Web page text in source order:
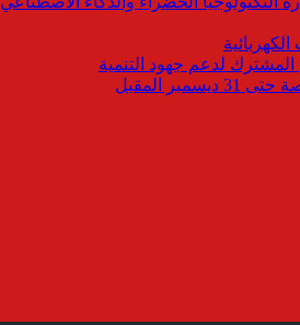
المشترك لدعم جهود التنمية
المقبل